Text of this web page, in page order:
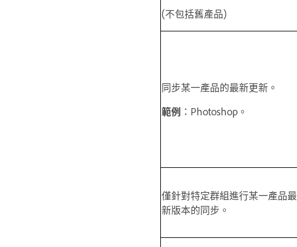
(不包括舊產品)
同步某一產品的最新更新。
範例 ：Photoshop。
僅針對特定群組進行某一產品最
新版本的同步。